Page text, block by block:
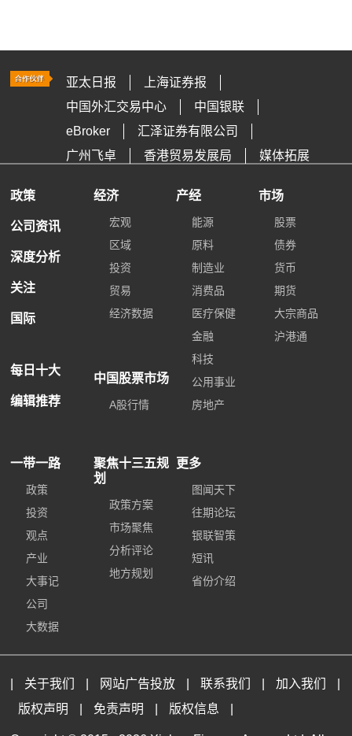
亚太日报
上海证券报
中国外汇交易中心
中国银联
eBroker
汇泽证券有限公司
广州飞卓
香港贸易发展局 媒体拓展
政策
公司资讯
深度分析
关注
国际
每日十大
编辑推荐
经济
宏观
区域
投资
贸易
经济数据
中国股票市场
A股行情
产经
能源
原料
制造业
消费品
医疗保健
金融
科技
公用事业
房地产
市场
股票
债券
货币
期货
大宗商品
沪港通
一带一路
政策
投资
观点
产业
大事记
公司
大数据
聚焦十三五规
划
政策方案
市场聚焦
分析评论
地方规划
更多
图闻天下
往期论坛
银联智策
短讯
省份介绍
关于我们 网站广告投放 联系我们 加入我们
版权声明
免责声明 版权信息